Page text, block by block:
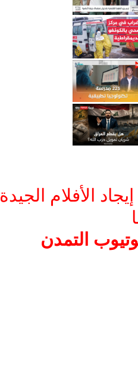
الأفلام الجيدة
التمدن